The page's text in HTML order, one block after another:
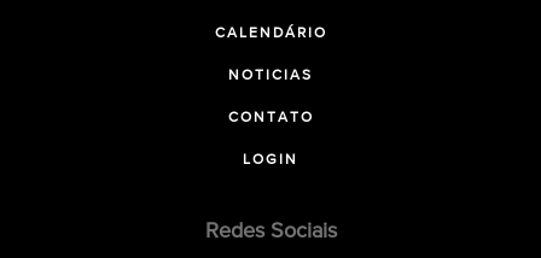
CALENDÁRIO
NOTICIAS
CONTATO
LOGIN
Redes Sociais